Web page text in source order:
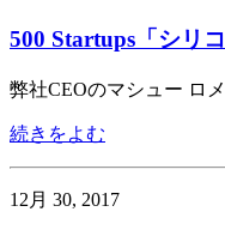
500 Startups「シリ
弊社CEOのマシュー ロ
続きをよむ
12月 30, 2017